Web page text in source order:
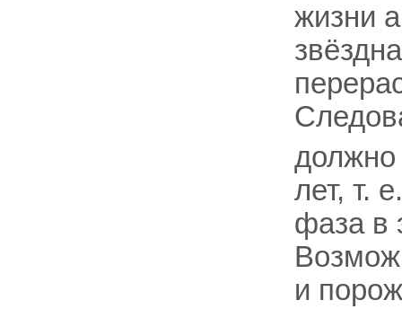
жизни
должно
лет, т.
фаза в
и